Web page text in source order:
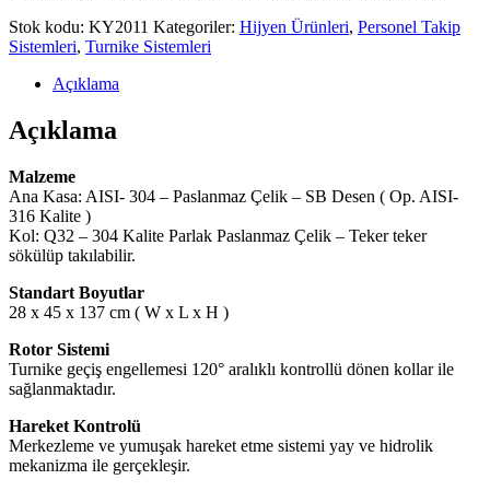
Stok kodu: KY2011 Kategoriler: Hijyen Ürünleri, Personel Takip
Sistemleri, Turnike Sistemleri
Açıklama
Açıklama
Malzeme
Ana Kasa: AISI- 304 – Paslanmaz Çelik – SB Desen ( Op. AISI-
316 Kalite )
Kol: Q32 – 304 Kalite Parlak Paslanmaz Çelik – Teker teker
sökülüp takılabilir.
Standart Boyutlar
28 x 45 x 137 cm ( W x L x H )
Rotor Sistemi
Turnike geçiş engellemesi 120° aralıklı kontrollü dönen kollar ile
sağlanmaktadır.
Hareket Kontrolü
Merkezleme ve yumuşak hareket etme sistemi yay ve hidrolik
mekanizma ile gerçekleşir.